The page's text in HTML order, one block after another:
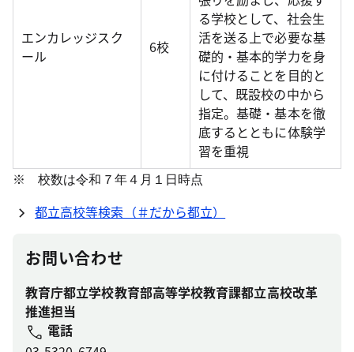
エンカレッジスク
ール
6校
る学校として、社会生
活を送る上で必要な基
礎的・基本的学力を身
に付けることを目的と
して、既設校の中から
指定。基礎・基本を徹
底するとともに体験学
習を重視
※ 校数は令和７年４月１日時点
都立高校等検索（＃だから都立）
お問い合わせ
教育庁都立学校教育部高等学校教育課都立高校改革
推進担当
電話